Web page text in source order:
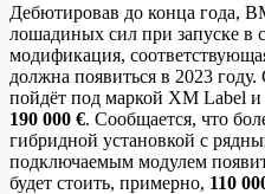
Дебютировав до конца года,
лошадиных сил при запуске в
модификация,
должна появиться в 2023
пойдёт под маркой XM Label и
190 000 €. Сообщается, что
гибридной установкой с
подключаемым модулем
будет стоить, примерно, 110